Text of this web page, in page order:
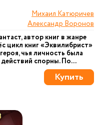
Михаил Катюричев
Александр Воронов
автор книг в жанре
цикл книг «Эквилибрист»
чья личность была
спорны. По...
Купить